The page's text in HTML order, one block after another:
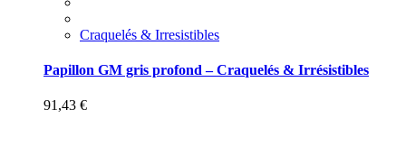
Craquelés & Irresistibles
Papillon GM gris profond – Craquelés & Irrésistibles
91,43 €